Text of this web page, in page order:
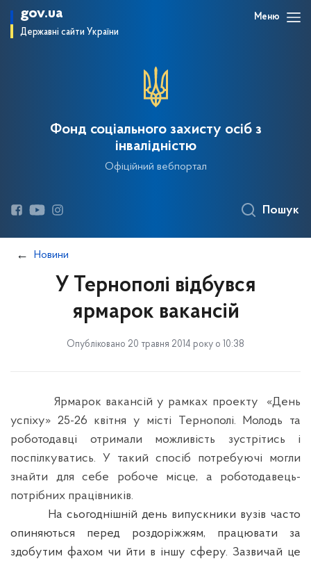
gov.ua
Державні сайти України
Меню
Фонд соціального захисту осіб з
інвалідністю
Офіційний вебпортал
Пошук
Новини
У Тернополі відбувся
ярмарок вакансій
Опубліковано 20 травня 2014 року о 10:38
Ярмарок вакансій у рамках проекту
«День
успіху» 25-26 квітня у місті Тернополі. Молодь та
роботодавці отримали можливість зустрітись і
поспілкуватись. У такий спосіб потребуючі могли
знайти для себе робоче місце, а роботодавець-
потрібних працівників.
На сьогоднішній день випускники вузів часто
опиняються перед роздоріжжям, працювати за
здобутим фахом чи йти в іншу сферу. Зазвичай це